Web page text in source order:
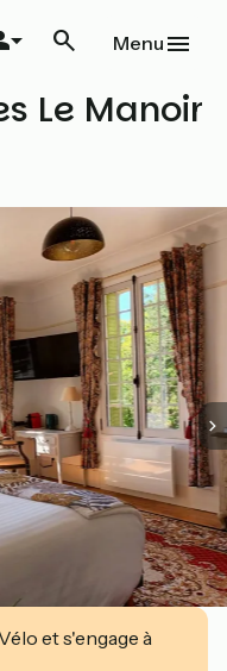
Menu
Le Manoir
et s'engage à